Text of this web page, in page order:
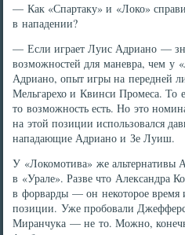
— Как «Спартаку» и «Локо»
в нападении?
— Если играет Луис Адриано —
возможностей для маневра, чем у
Адриано, опыт игры на передней
Мельгарехо и Квинси Промеса. То
то возможность есть. Но это
на этой позиции использовался
нападающие Адриано и Зе Луиш.
У «Локомотива» же альтернативы
в «Урале». Разве что Александра
в форварды — он некоторое время
позиции. Уже пробовали
Миранчука — не то. Можно,